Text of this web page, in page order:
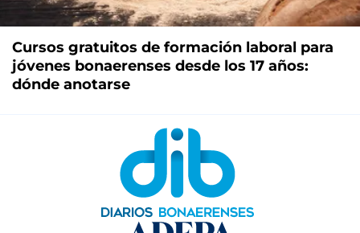
Cursos gratuitos de formación laboral para
jóvenes bonaerenses desde los 17 años:
dónde anotarse